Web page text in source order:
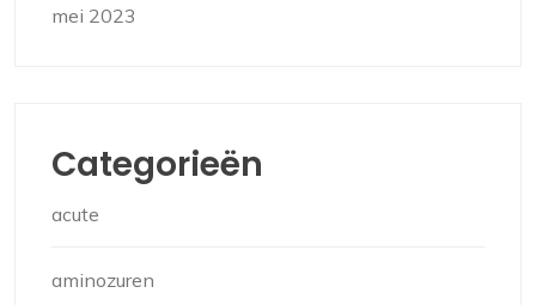
mei 2023
Categorieën
acute
aminozuren